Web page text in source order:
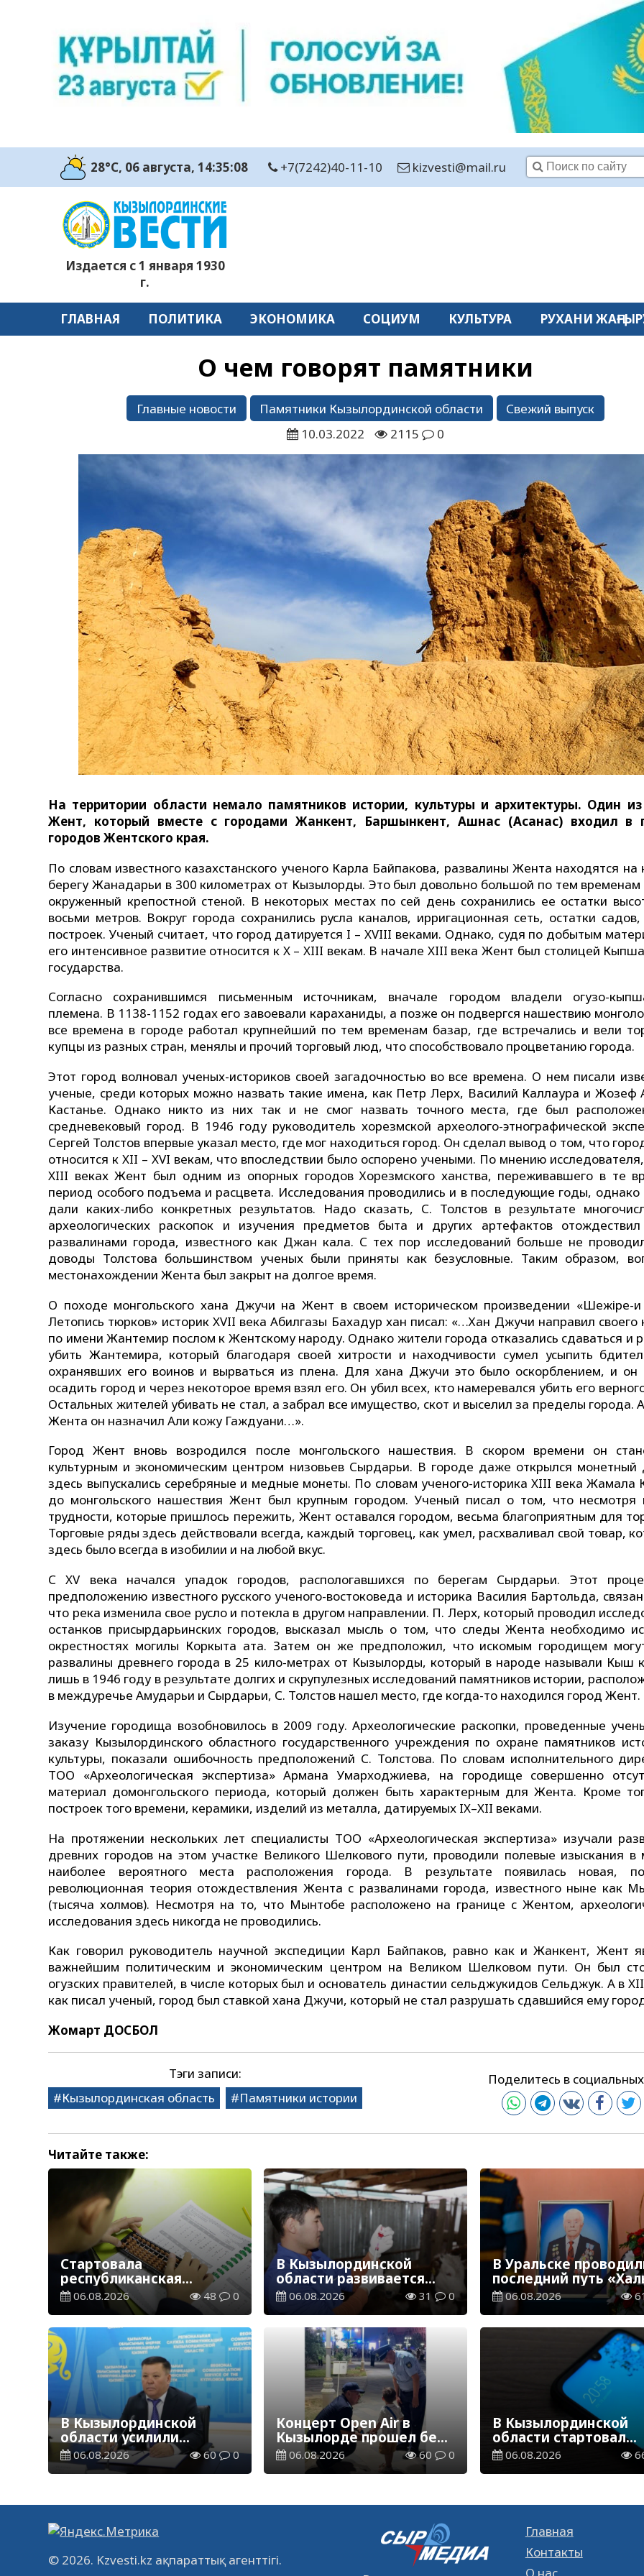
28°C, 06 августа, 14:35:09 +7(7242)40-11-10 kizvesti@mail.ru
Издается с 1 января 1930
г.
ГЛАВНАЯ ПОЛИТИКА ЭКОНОМИКА СОЦИУМ КУЛЬТУРА РУХАНИ
О чем говорят памятники
Главные новости Памятники Кызылординской области
Свежий выпуск
10.03.2022
2115 0
На территории области немало памятников истории, культуры и архитектуры. Один
Жент, который вместе с городами Жанкент, Баршынкент, Ашнас (Асанас) входил в
городов Жентского края.
По словам известного казахстанского ученого Карла Байпакова, развалины Жента находятся
берегу Жанадарьи в 300 километрах от Кызылорды. Это был довольно большой по тем временам
окруженный крепостной стеной. В некоторых местах по сей день сохранились ее остатки
восьми метров. Вокруг города сохранились русла каналов, ирригационная сеть, остатки
построек. Ученый считает, что город датируется I – XVIII веками. Однако, судя по добытым
его интенсивное развитие относится к X – XIII векам. В начале XIII века Жент был столицей
государства.
Согласно сохранившимся письменным источникам, вначале городом владели огузо-
племена. В 1138-1152 годах его завоевали караханиды, а позже он подвергся нашествию
все времена в городе работал крупнейший по тем временам базар, где встречались и вели
купцы из разных стран, менялы и прочий торговый люд, что способствовало процветанию города.
Этот город волновал ученых-историков своей загадочностью во все времена. О нем писали
ученые, среди которых можно назвать такие имена, как Петр Лерх, Василий Каллаура и Жозеф
Кастанье. Однако никто из них так и не смог назвать точного места, где был
средневековый город. В 1946 году руководитель хорезмской археолого-этнографической
Сергей Толстов впервые указал место, где мог находиться город. Он сделал вывод о том, что
относится к XII – XVI векам, что впоследствии было оспорено учеными. По мнению
XIII веках Жент был одним из опорных городов Хорезмского ханства, переживавшего в те
период особого подъема и расцвета. Исследования проводились и в последующие годы, однако
дали каких-либо конкретных результатов. Надо сказать, С. Толстов в результате
археологических раскопок и изучения предметов быта и других артефактов
развалинами города, известного как Джан кала. С тех пор исследований больше не
доводы Толстова большинством ученых были приняты как безусловные. Таким образом,
местонахождении Жента был закрыт на долгое время.
О походе монгольского хана Джучи на Жент в своем историческом произведении «Шежіре-и
Летопись тюрков» историк XVII века Абилгазы Бахадур хан писал: «…Хан Джучи направил своего
по имени Жантемир послом к Жентскому народу. Однако жители города отказались сдаваться и
убить Жантемира, который благодаря своей хитрости и находчивости сумел усыпить
охранявших его воинов и вырваться из плена. Для хана Джучи это было оскорблением, и
осадить город и через некоторое время взял его. Он убил всех, кто намеревался убить его
Остальных жителей убивать не стал, а забрал все имущество, скот и выселил за пределы города.
Жента он назначил Али кожу Гаждуани…».
Город Жент вновь возродился после монгольского нашествия. В скором времени он
культурным и экономическим центром низовьев Сырдарьи. В городе даже открылся монетный
здесь выпускались серебряные и медные монеты. По словам ученого-историка XIII века Жамала
до монгольского нашествия Жент был крупным городом. Ученый писал о том, что несмотря
трудности, которые пришлось пережить, Жент оставался городом, весьма благоприятным для
Торговые ряды здесь действовали всегда, каждый торговец, как умел, расхваливал свой товар,
здесь было всегда в изобилии и на любой вкус.
С XV века начался упадок городов, распологавшихся по берегам Сырдарьи. Этот
предположению известного русского ученого-востоковеда и историка Василия Бартольда,
что река изменила свое русло и потекла в другом направлении. П. Лерх, который проводил
останков присырдарьинских городов, высказал мысль о том, что следы Жента необходимо
окрестностях могилы Коркыта ата. Затем он же предположил, что искомым городищем
развалины древнего города в 25 кило-метрах от Кызылорды, который в народе называли Кыш
лишь в 1946 году в результате долгих и скрупулезных исследований памятников истории,
в междуречье Амударьи и Сырдарьи, С. Толстов нашел место, где когда-то находился город Жент.
Изучение городища возобновилось в 2009 году. Археологические раскопки, проведенные
заказу Кызылординского областного государственного учреждения по охране памятников
культуры, показали ошибочность предположений С. Толстова. По словам исполнительного
ТОО «Археологическая экспертиза» Армана Умарходжиева, на городище совершенно
материал домонгольского периода, который должен быть характерным для Жента. Кроме
построек того времени, керамики, изделий из металла, датируемых IX–XII веками.
На протяжении нескольких лет специалисты ТОО «Археологическая экспертиза» изучали
древних городов на этом участке Великого Шелкового пути, проводили полевые изыскания в
наиболее вероятного места расположения города. В результате появилась новая,
революционная теория отождествления Жента с развалинами города, известного ныне как
(тысяча холмов). Несмотря на то, что Мынтобе расположено на границе с Жентом,
исследования здесь никогда не проводились.
Как говорил руководитель научной экспедиции Карл Байпаков, равно как и Жанкент, Жент
важнейшим политическим и экономическим центром на Великом Шелковом пути. Он был
огузских правителей, в числе которых был и основатель династии сельджукидов Сельджук. А в
как писал ученый, город был ставкой хана Джучи, который не стал разрушать сдавшийся ему
Жомарт ДОСБОЛ
Тэги записи:
Кызылординская область
Памятники истории
Поделитесь в
Читайте также:
Стартовала
республиканская
благотворительная
акция «Дорога в школу»
06.08.2026 48 0
В Кызылординской
области развивается
ветеринарная отрасль
06.08.2026 31 0
В Уральске
последний путь
Қаһарманы» Ивана
Степановича Гапича
06.08.2026
В Кызылординской
области усилили
контроль за финансовой
дисциплиной
06.08.2026 60 0
Концерт Open Air в
Кызылорде прошел без
нарушений
общественного порядка
06.08.2026 60 0
В Кызылординской
области стартовал
конкурс
семейных ценностях
Конституции
06.08.2026
© 2026. Kzvesti.kz ақпараттық агенттігі.
Главная
Контакты